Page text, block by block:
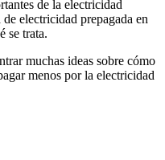
de la electricidad
electricidad prepagada en
se trata.
muchas ideas sobre cómo
menos por la electricidad